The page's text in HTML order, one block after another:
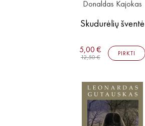
Donaldas Kajokas
Skudurėlių šventė
5,00 €
12,50 €
PIRKTI